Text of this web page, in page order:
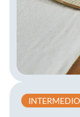
INTERMEDIO